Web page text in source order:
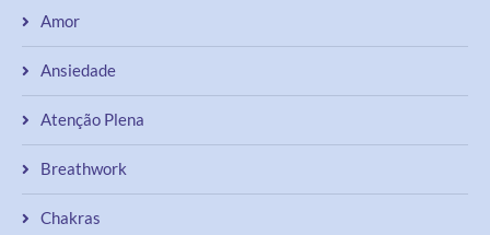
Amor
Ansiedade
Atenção Plena
Breathwork
Chakras